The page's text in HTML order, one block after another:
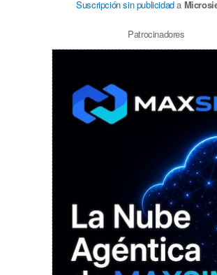
Suscripción sin publicidada
Patrocinadores